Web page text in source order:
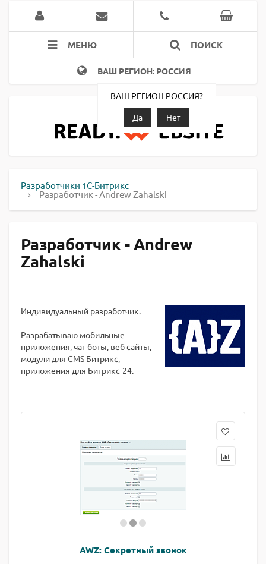
МЕНЮ ПОИСК
ВАШ РЕГИОН: РОССИЯ
ВАШ РЕГИОН РОССИЯ?
Да
Нет
Разработчики 1С-Битрикс
Разработчик - Andrew Zahalski
Разработчик - Andrew
Zahalski
Индивидуальный разработчик.
Разрабатываю мобильные
приложения, чат боты, веб сайты,
модули для CMS Битрикс,
приложения для Битрикс-24.
AWZ: Секретный звонок